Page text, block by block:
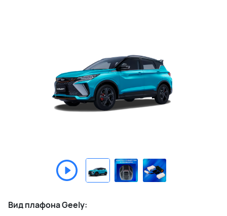
Вид плафона Geely: